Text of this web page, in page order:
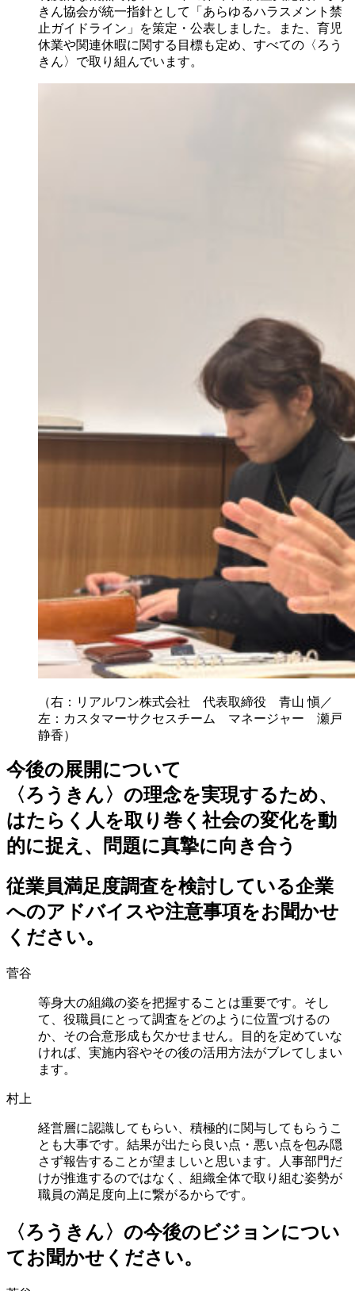
きん協会が統一指針として「あらゆるハラスメント禁
止ガイドライン」を策定・公表しました。また、育児
休業や関連休暇に関する目標も定め、すべての〈ろう
きん〉で取り組んでいます。
（右：リアルワン株式会社 代表取締役 青山 愼／
左：カスタマーサクセスチーム マネージャー 瀬戸
静香）
今後の展開について
〈ろうきん〉の理念を実現するため、
はたらく人を取り巻く社会の変化を動
的に捉え、問題に真摯に向き合う
従業員満足度調査を検討している企業
へのアドバイスや注意事項をお聞かせ
ください。
菅谷
等身大の組織の姿を把握することは重要です。そし
て、役職員にとって調査をどのように位置づけるの
か、その合意形成も欠かせません。目的を定めていな
ければ、実施内容やその後の活用方法がブレてしまい
ます。
村上
経営層に認識してもらい、積極的に関与してもらうこ
とも大事です。結果が出たら良い点・悪い点を包み隠
さず報告することが望ましいと思います。人事部門だ
けが推進するのではなく、組織全体で取り組む姿勢が
職員の満足度向上に繋がるからです。
〈ろうきん〉の今後のビジョンについ
てお聞かせください。